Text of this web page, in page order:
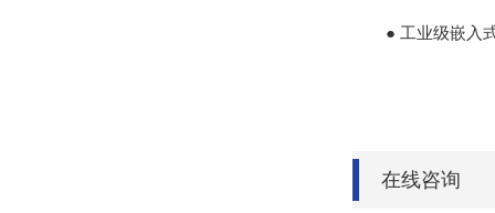
● 工业级嵌入式
在线咨询